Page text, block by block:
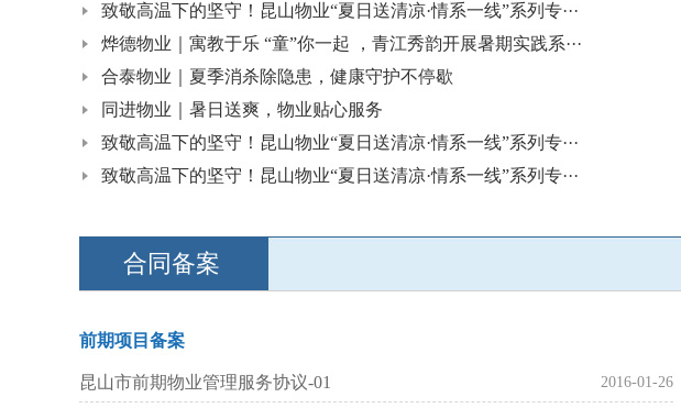
致敬高温下的坚守！昆山物业“夏日送清凉·情系一线”系列专···
烨德物业｜寓教于乐 “童”你一起 ，青江秀韵开展暑期实践系···
合泰物业｜夏季消杀除隐患，健康守护不停歇
同进物业｜暑日送爽，物业贴心服务
致敬高温下的坚守！昆山物业“夏日送清凉·情系一线”系列专···
致敬高温下的坚守！昆山物业“夏日送清凉·情系一线”系列专···
合同备案
前期项目备案
昆山市前期物业管理服务协议-01 2016-01-26